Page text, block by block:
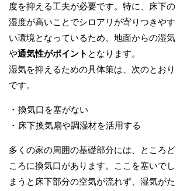
度を抑える工夫が必要です。特に、床下の
湿度が高いことでシロアリが寄りつきやす
い環境となっているため、地面からの湿気
や通気性がポイント となります。
湿気を抑えるための具体策は、次のとおり
です。
換気口を塞がない
床下換気扇や調湿材を活用する
多くの家の周囲の基礎部分には、ところど
ころに換気口があります。ここを塞いでし
まうと床下部分の空気が流れず、湿気がた